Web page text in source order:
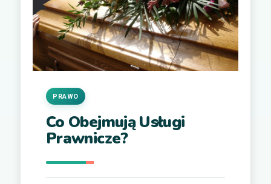
Co Obejmują Usługi
Prawnicze?
PRAWO